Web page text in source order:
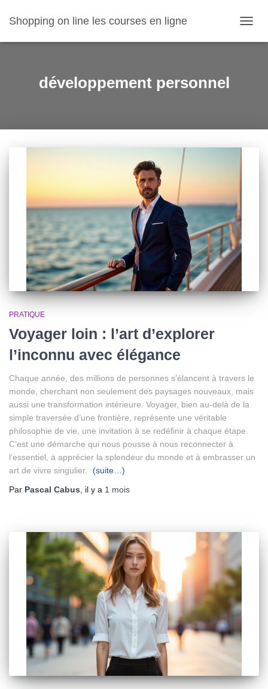
Shopping on line les courses en ligne
LA
développement personnel
PRATIQUE
Voyager loin : l’art d’explorer
l’inconnu avec élégance
Chaque année, des millions de personnes s’élancent à travers le
monde, cherchant non seulement des paysages nouveaux, mais
aussi une transformation intérieure. Voyager, bien au-delà de la
simple traversée d’une frontière, représente une véritable
philosophie de vie, une invitation à se redéfinir à chaque étape.
C’est une démarche qui nous pousse à nous reconnecter à
l’essentiel, à apprécier la splendeur du monde et à embrasser un
art de vivre singulier.
(suite…)
Par Pascal Cabus , il y a 1 mois